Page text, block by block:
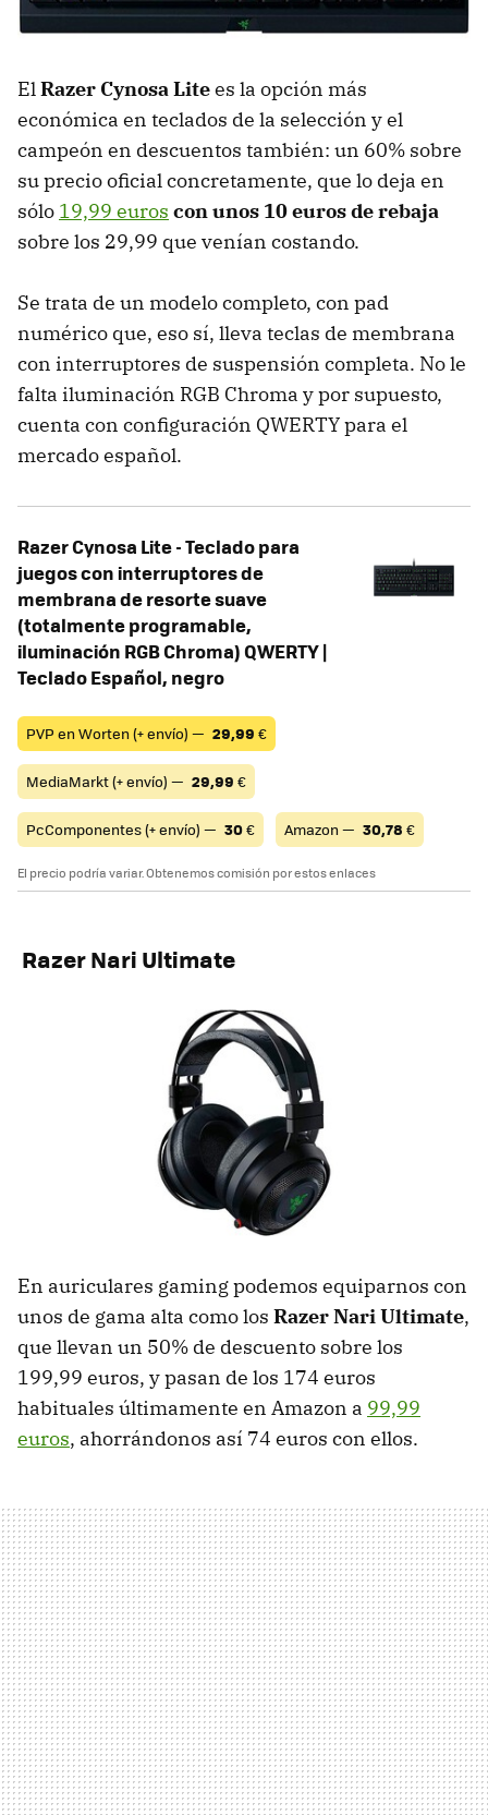
ElRazer Cynosa Litees la opción más
económica en teclados de la selección y el
campeón en descuentos también: un 60% sobre
su precio oficial concretamente, que lo deja en
sólo 19,99 euros con unos 10 euros de rebaja
sobre los 29,99 que venían costando.
Se trata de un modelo completo, con pad
numérico que, eso sí, lleva teclas de membrana
con interruptores de suspensión completa. No le
falta iluminación RGB Chroma y por supuesto,
cuenta con configuración QWERTY para el
mercado español.
Razer Cynosa Lite - Teclado para
juegos con interruptores de
membrana de resorte suave
(totalmente programable,
iluminación RGB Chroma) QWERTY |
Teclado Español, negro
PVP en Worten (+ envío) — 29,99 €
MediaMarkt (+ envío) — 29,99 €
PcComponentes (+ envío) — 30€ Amazon — 30,78 €
El precio podría variar. Obtenemos comisión por estos enlaces
Razer Nari Ultimate
En auriculares gaming podemos equiparnos con
unos de gama alta como los Razer Nari Ultimate,
que llevan un 50% de descuento sobre los
199,99 euros, y pasan de los 174 euros
habituales últimamente en Amazon a 99,99
euros, ahorrándonos así 74 euros con ellos.